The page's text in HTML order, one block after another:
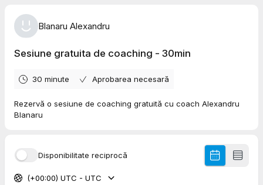
Blanaru Alexandru
Sesiune gratuita de coaching - 30min
30 minute Aprobarea necesară
Rezervă o sesiune de coaching gratuită cu coach Alexandru
Blanaru
Disponibilitate reciprocă
(+00:00) UTC - UTC